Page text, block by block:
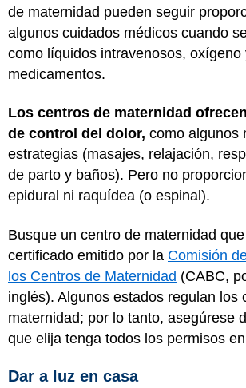
de maternidad pueden seguir
algunos cuidados médicos cuando
como líquidos intravenosos, oxígeno
medicamentos.
Los centros de maternidad
de control del dolor, como algunos
estrategias (masajes, relajación,
de parto y baños). Pero no
epidural ni raquídea (o espinal).
Busque un centro de maternidad
certificado emitido por la Comisión
los Centros de Maternidad (CABC,
inglés). Algunos estados regulan los
maternidad; por lo tanto, asegúrese
que elija tenga todos los permisos
Dar a luz en casa